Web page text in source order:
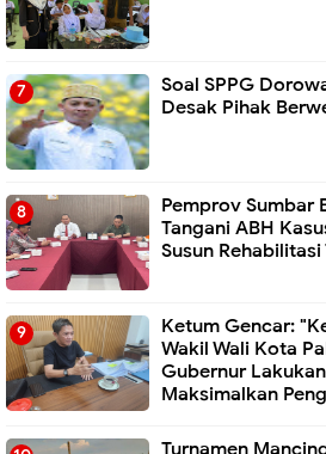
Soal SPPG
Desak Pihak
Pemprov Sumbar
Tangani ABH
Susun
Ketum Gencar:
Wakil Wali Kota
Gubernur
Maksimalkan
Turnamen